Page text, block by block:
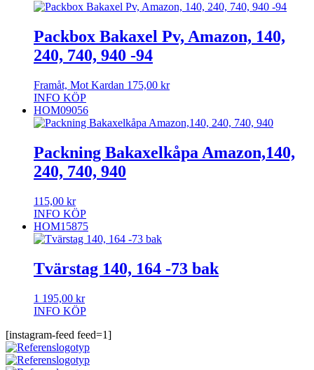
Packbox Bakaxel Pv, Amazon, 140,
240, 740, 940 -94
Framåt, Mot Kardan 175,00 kr
INFO KÖP
HOM09056
Packning Bakaxelkåpa Amazon,140,
240, 740, 940
115,00 kr
INFO KÖP
HOM15875
Tvärstag 140, 164 -73 bak
1 195,00 kr
INFO KÖP
[instagram-feed feed=1]